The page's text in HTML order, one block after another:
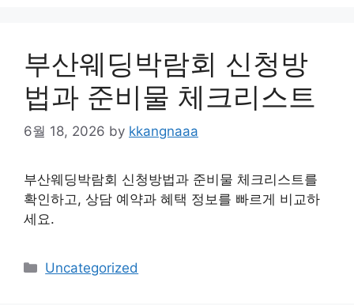
부산웨딩박람회 신청방
법과 준비물 체크리스트
6월 18, 2026 by kkangnaaa
부산웨딩박람회 신청방법과 준비물 체크리스트를
확인하고, 상담 예약과 혜택 정보를 빠르게 비교하
세요.
Categories
Uncategorized